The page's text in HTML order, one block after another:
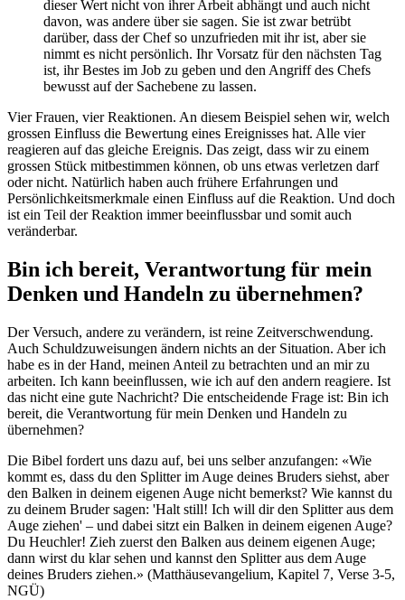
dieser Wert nicht von ihrer Arbeit abhängt und auch nicht
davon, was andere über sie sagen. Sie ist zwar betrübt
darüber, dass der Chef so unzufrieden mit ihr ist, aber sie
nimmt es nicht persönlich. Ihr Vorsatz für den nächsten Tag
ist, ihr Bestes im Job zu geben und den Angriff des Chefs
bewusst auf der Sachebene zu lassen.
Vier Frauen, vier Reaktionen. An diesem Beispiel sehen wir, welch
grossen Einfluss die Bewertung eines Ereignisses hat. Alle vier
reagieren auf das gleiche Ereignis. Das zeigt, dass wir zu einem
grossen Stück mitbestimmen können, ob uns etwas verletzen darf
oder nicht. Natürlich haben auch frühere Erfahrungen und
Persönlichkeitsmerkmale einen Einfluss auf die Reaktion. Und doch
ist ein Teil der Reaktion immer beeinflussbar und somit auch
veränderbar.
Bin ich bereit, Verantwortung für mein
Denken und Handeln zu übernehmen?
Der Versuch, andere zu verändern, ist reine Zeitverschwendung.
Auch Schuldzuweisungen ändern nichts an der Situation. Aber ich
habe es in der Hand, meinen Anteil zu betrachten und an mir zu
arbeiten. Ich kann beeinflussen, wie ich auf den andern reagiere. Ist
das nicht eine gute Nachricht? Die entscheidende Frage ist: Bin ich
bereit, die Verantwortung für mein Denken und Handeln zu
übernehmen?
Die Bibel fordert uns dazu auf, bei uns selber anzufangen: «Wie
kommt es, dass du den Splitter im Auge deines Bruders siehst, aber
den Balken in deinem eigenen Auge nicht bemerkst? Wie kannst du
zu deinem Bruder sagen: 'Halt still! Ich will dir den Splitter aus dem
Auge ziehen' – und dabei sitzt ein Balken in deinem eigenen Auge?
Du Heuchler! Zieh zuerst den Balken aus deinem eigenen Auge;
dann wirst du klar sehen und kannst den Splitter aus dem Auge
deines Bruders ziehen.» (Matthäusevangelium, Kapitel 7, Verse 3-5,
NGÜ)